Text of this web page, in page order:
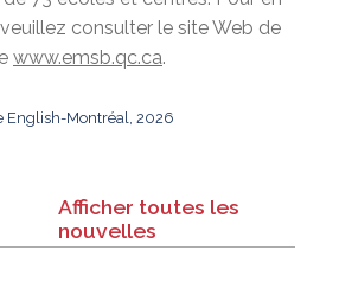
consulter le site Web de
www.emsb.qc.ca.
English-Montréal, 2026
Afficher toutes les
nouvelles